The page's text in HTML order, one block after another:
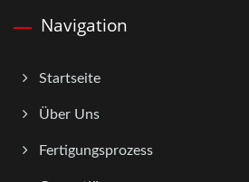
Navigation
Startseite
Über Uns
Fertigungsprozess